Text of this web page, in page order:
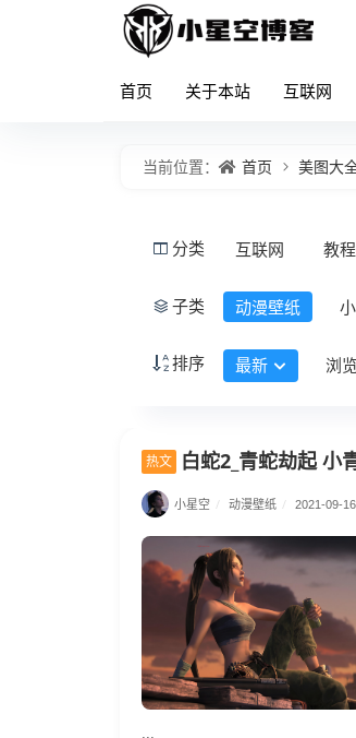
首页 关于本站 互联网
当前位置： 首页 美图大
分类 互联网 教
子类 动漫壁纸
排序 最新 浏览
热文 白蛇2_青蛇劫起 小
小星空 / 动漫壁纸 / 2021-09-16
...